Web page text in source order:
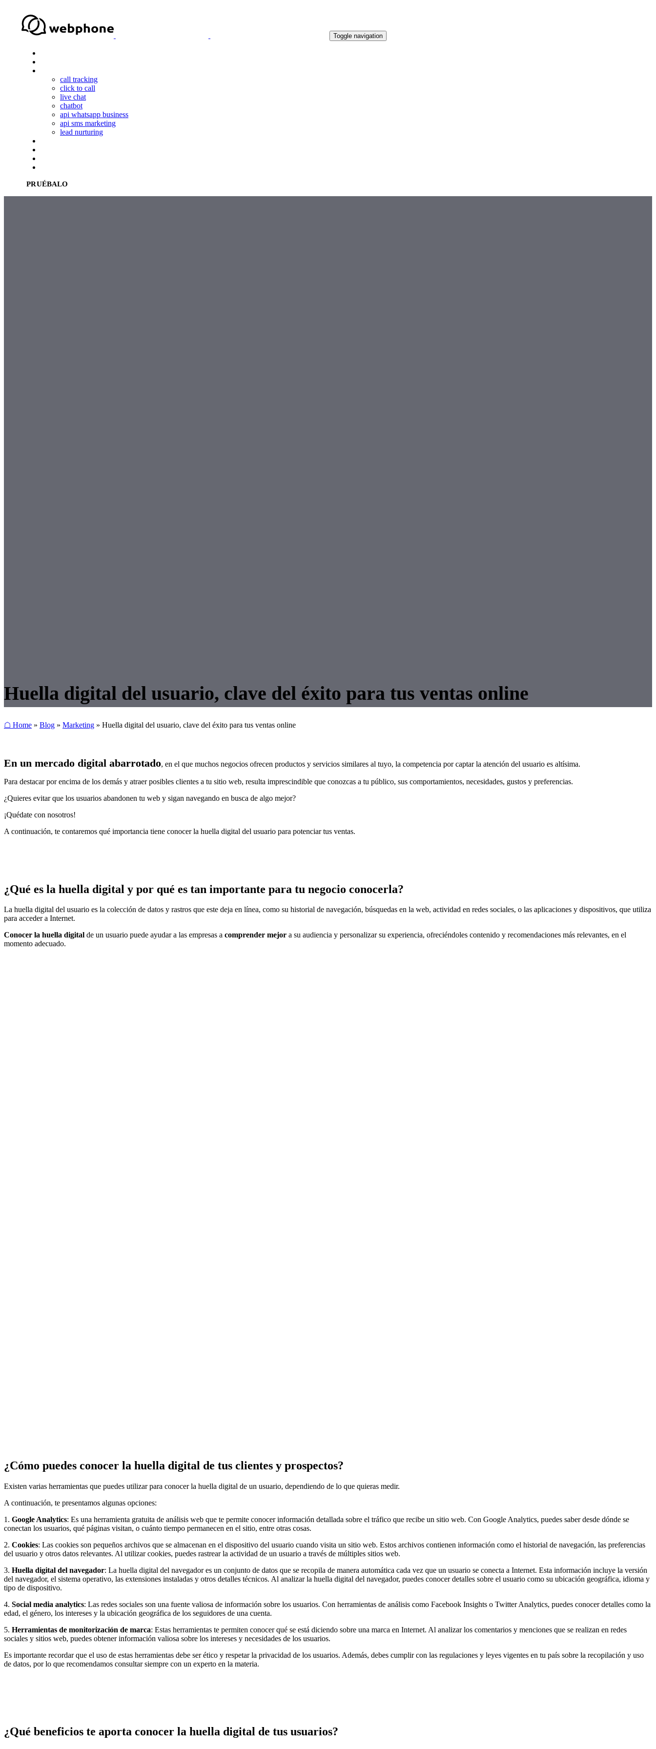
primary
navigation
Toggle navigation
call tracking
click to call
live chat
chatbot
api whatsapp business
api sms marketing
lead nurturing
PRUÉBALO
Huella digital del usuario, clave del éxito para tus ventas online
☖ Home » Blog » Marketing » Huella digital del usuario, clave del éxito para tus ventas online
En un mercado digital abarrotado, en el que muchos negocios ofrecen productos y servicios similares al tuyo, la competencia por captar la atención del usuario es altísima.
Para destacar por encima de los demás y atraer posibles clientes a tu sitio web, resulta imprescindible que conozcas a tu público, sus comportamientos, necesidades, gustos y preferencias.
¿Quieres evitar que los usuarios abandonen tu web y sigan navegando en busca de algo mejor?
¡Quédate con nosotros!
A continuación, te contaremos qué importancia tiene conocer la huella digital del usuario para potenciar tus ventas.
¿Qué es la huella digital y por qué es tan importante para tu negocio conocerla?
La huella digital del usuario es la colección de datos y rastros que este deja en línea, como su historial de navegación, búsquedas en la web, actividad en redes sociales, o las aplicaciones y dispositivos, que utiliza
para acceder a Internet.
Conocer la huella digital de un usuario puede ayudar a las empresas a comprender mejor a su audiencia y personalizar su experiencia, ofreciéndoles contenido y recomendaciones más relevantes, en el
momento adecuado.
¿Cómo puedes conocer la huella digital de tus clientes y prospectos?
Existen varias herramientas que puedes utilizar para conocer la huella digital de un usuario, dependiendo de lo que quieras medir.
A continuación, te presentamos algunas opciones:
1. Google Analytics: Es una herramienta gratuita de análisis web que te permite conocer información detallada sobre el tráfico que recibe un sitio web. Con Google Analytics, puedes saber desde dónde se
conectan los usuarios, qué páginas visitan, o cuánto tiempo permanecen en el sitio, entre otras cosas.
2. Cookies: Las cookies son pequeños archivos que se almacenan en el dispositivo del usuario cuando visita un sitio web. Estos archivos contienen información como el historial de navegación, las preferencias
del usuario y otros datos relevantes. Al utilizar cookies, puedes rastrear la actividad de un usuario a través de múltiples sitios web.
3. Huella digital del navegador: La huella digital del navegador es un conjunto de datos que se recopila de manera automática cada vez que un usuario se conecta a Internet. Esta información incluye la versión
del navegador, el sistema operativo, las extensiones instaladas y otros detalles técnicos. Al analizar la huella digital del navegador, puedes conocer detalles sobre el usuario como su ubicación geográfica, idioma y
tipo de dispositivo.
4. Social media analytics: Las redes sociales son una fuente valiosa de información sobre los usuarios. Con herramientas de análisis como Facebook Insights o Twitter Analytics, puedes conocer detalles como la
edad, el género, los intereses y la ubicación geográfica de los seguidores de una cuenta.
5. Herramientas de monitorización de marca: Estas herramientas te permiten conocer qué se está diciendo sobre una marca en Internet. Al analizar los comentarios y menciones que se realizan en redes
sociales y sitios web, puedes obtener información valiosa sobre los intereses y necesidades de los usuarios.
Es importante recordar que el uso de estas herramientas debe ser ético y respetar la privacidad de los usuarios. Además, debes cumplir con las regulaciones y leyes vigentes en tu país sobre la recopilación y uso
de datos, por lo que recomendamos consultar siempre con un experto en la materia.
¿Qué beneficios te aporta conocer la huella digital de tus usuarios?